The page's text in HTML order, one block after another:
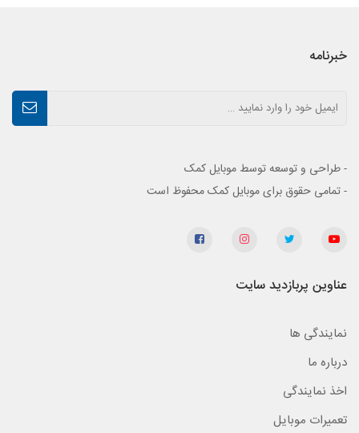
خبرنامه
- طراحی و توسعه توسط موبایل کمک
- تمامی حقوق برای موبایل کمک محفوظ است
عناوین پربازدید سایت
نمایندگی ها
درباره ما
اخذ نمایندگی
تعمیرات موبایل